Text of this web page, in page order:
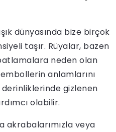
dünyasında bize birçok
taşır. Rüyalar, bazen
neden olan
anlamlarını
derinliklerinde gizlenen
olabilir.
akrabalarımızla veya